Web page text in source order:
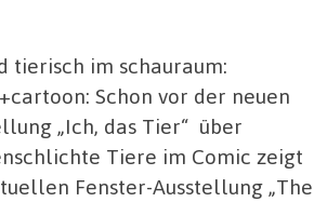
tierisch im schauraum:
Schon vor der neuen
„Ich, das Tier“ über
Tiere im Comic zeigt
Fenster-Ausstellung „The